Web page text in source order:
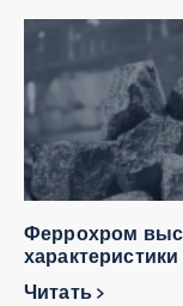
Феррохром
характеристики
Читать